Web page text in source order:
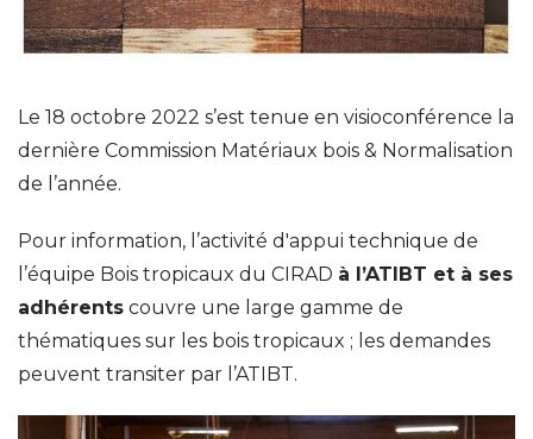
Le 18 octobre 2022 s’est tenue en visioconférence la
dernière Commission Matériaux bois & Normalisation
de l’année.
Pour information, l’activité d'appui technique de
l’équipe Bois tropicaux du CIRAD à l’ATIBT et à ses
adhérents couvre une large gamme de
thématiques sur les bois tropicaux ; les demandes
peuvent transiter par l’ATIBT.